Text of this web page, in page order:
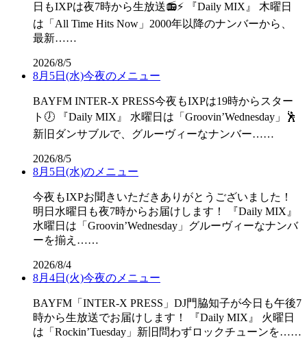
日もIXPは夜7時から生放送📻⚡ 『Daily MIX』 木曜日
は「All Time Hits Now」2000年以降のナンバーから、
最新……
2026/8/5
8月5日(水)今夜のメニュー
BAYFM INTER-X PRESS今夜もIXPは19時からスター
ト🕖 『Daily MIX』 水曜日は「Groovin’Wednesday」🕺
新旧ダンサブルで、グルーヴィーなナンバー……
2026/8/5
8月5日(水)のメニュー
今夜もIXPお聞きいただきありがとうございました！
明日水曜日も夜7時からお届けします！ 『Daily MIX』
水曜日は「Groovin’Wednesday」グルーヴィーなナンバ
ーを揃え……
2026/8/4
8月4日(火)今夜のメニュー
BAYFM「INTER-X PRESS」DJ門脇知子が今日も午後7
時から生放送でお届けします！ 『Daily MIX』 火曜日
は「Rockin’Tuesday」新旧問わずロックチューンを……